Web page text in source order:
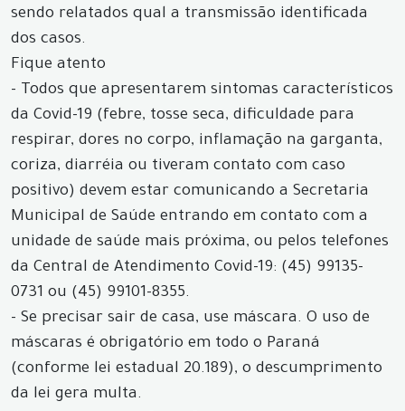
sendo relatados qual a transmissão identificada
dos casos.
Fique atento
- Todos que apresentarem sintomas característicos
da Covid-19 (febre, tosse seca, dificuldade para
respirar, dores no corpo, inflamação na garganta,
coriza, diarréia ou tiveram contato com caso
positivo) devem estar comunicando a Secretaria
Municipal de Saúde entrando em contato com a
unidade de saúde mais próxima, ou pelos telefones
da Central de Atendimento Covid-19: (45) 99135-
0731 ou (45) 99101-8355.
- Se precisar sair de casa, use máscara. O uso de
máscaras é obrigatório em todo o Paraná
(conforme lei estadual 20.189), o descumprimento
da lei gera multa.